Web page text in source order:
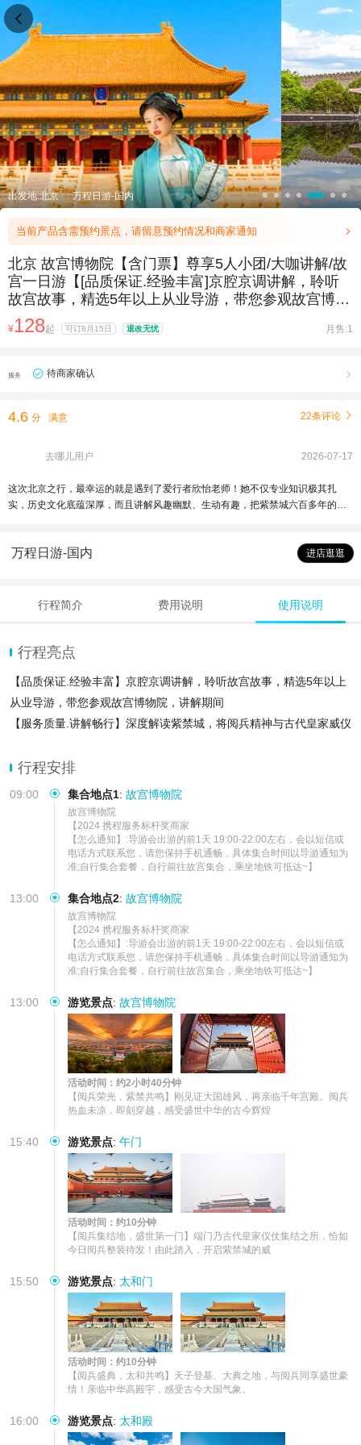
出发地:北京 万程日游-国内
当前产品含需预约景点，请留意预约情况和商家通知 
北京 故宫博物院【含门票】尊享5人小团/大咖讲解/故
宫一日游【[品质保证.经验丰富]京腔京调讲解，聆听
故宫故事，精选5年以上从业导游，带您参观故宫博物
院，讲解期间】
¥128起 可订8月15日 退改无忧 月售:1
服务 待商家确认 
4.6 分 满意 22条评论 
去哪儿用户 2026-07-17
这次北京之行，最幸运的就是遇到了爱行者欣怡老师！她不仅专业知识极其扎
实，历史文化底蕴深厚，而且讲解风趣幽默、生动有趣，把紫禁城六百多年的历
到团队里的老人和孩子，全程跟下来非常有耐心。在她的带领下，我们不仅看到
万程日游-国内 进店逛逛
行程简介 费用说明 使用说明
行程亮点
【品质保证.经验丰富】京腔京调讲解，聆听故宫故事，精选5年以上
从业导游，带您参观故宫博物院，讲解期间
【服务质量.讲解畅行】深度解读紫禁城，将阅兵精神与古代皇家威仪
【缤纷套餐.老少皆宜】多套餐可选，打卡北京故宫，精选线路游故宫
适合亲子游/家庭
行程安排
09:00 集合地点1: 故宫博物院
故宫博物院
【2024 携程服务标杆奖商家
【怎么通知】:导游会出游的前1天 19:00-22:00左右，会以短信或
电话方式联系您，请您保持手机通畅，具体集合时间以导游通知为
准;自行集合套餐，自行前往故宫集合，乘坐地铁可抵达~】
13:00 集合地点2: 故宫博物院
故宫博物院
【2024 携程服务标杆奖商家
【怎么通知】:导游会出游的前1天 19:00-22:00左右，会以短信或
电话方式联系您，请您保持手机通畅，具体集合时间以导游通知为
准;自行集合套餐，自行前往故宫集合，乘坐地铁可抵达~】
13:00 游览景点: 故宫博物院
活动时间：约2小时40分钟
【阅兵荣光，紫禁共鸣】刚见证大国雄风，再亲临千年宫殿。阅兵
热血未凉，即刻穿越，感受盛世中华的古今辉煌
15:40 游览景点: 午门
活动时间：约10分钟
【阅兵集结地，盛世第一门】端门乃古代皇家仪仗集结之所，恰如
今日阅兵整装待发！由此踏入，开启紫禁城的威
15:50 游览景点: 太和门
活动时间：约10分钟
【阅兵盛典，太和共鸣】天子登基、大典之地，与阅兵同享盛世豪
情！亲临中华高殿宇，感受古今大国气象。
16:00 游览景点: 太和殿
